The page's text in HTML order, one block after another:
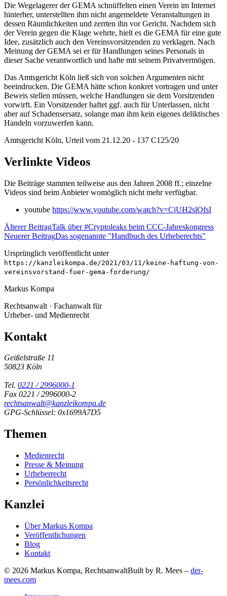
Die Wegelagerer der GEMA schnüffelten einen Verein im Internet
hinterher, unterstellten ihm nicht angemeldete Veranstaltungen in
dessen Räumlichkeiten und zerrten ihn vor Gericht. Nachdem sich
der Verein gegen die Klage wehrte, hielt es die GEMA für eine gute
Idee, zusätzlich auch den Vereinsvorsitzenden zu verklagen. Nach
Meinung der GEMA sei er für Handlungen seines Personals in
dieser Sache verantwortlich und hafte mit seinem Privatvermögen.
Das Amtsgericht Köln ließ sich von solchen Argumenten nicht
beeindrucken. Die GEMA hätte schon konkret vortragen und unter
Beweis stellen müssen, welche Handlungen sie dem Vorsitzenden
vorwirft. Ein Vorsitzender haftet ggf. auch für Unterlassen, nicht
aber auf Schadensersatz, solange man ihm kein eigenes deliktisches
Handeln vorzuwerfen kann.
Amtsgericht Köln, Urteil vom 21.12.20 - 137 C125/20
Verlinkte Videos
Die Beiträge stammen teilweise aus den Jahren 2008 ff.; einzelne
Videos sind beim Anbieter womöglich nicht mehr verfügbar.
youtube https://www.youtube.com/watch?v=CjUH2slOfsI
Älterer BeitragTalk über #Cryptoleaks beim CCC-Jahreskongress
Neuerer BeitragDas sogenannte "Handbuch des Urheberechts"
Ursprünglich veröffentlicht unter
https://kanzleikompa.de/2021/03/11/keine-haftung-von-
vereinsvorstand-fuer-gema-forderung/
Markus Kompa
Rechtsanwalt · Fachanwalt für
Urheber- und Medienrecht
Kontakt
Geißelstraße 11
50823 Köln
Tel. 0221 / 2996000-1
Fax 0221 / 2996000-2
rechtsanwalt@kanzleikompa.de
GPG-Schlüssel: 0x1699A7D5
Themen
Medienrecht
Presse & Meinung
Urheberrecht
Persönlichkeitsrecht
Kanzlei
Über Markus Kompa
Veröffentlichungen
Blog
Kontakt
© 2026 Markus Kompa, RechtsanwaltBuilt by R. Mees – der-
mees.com